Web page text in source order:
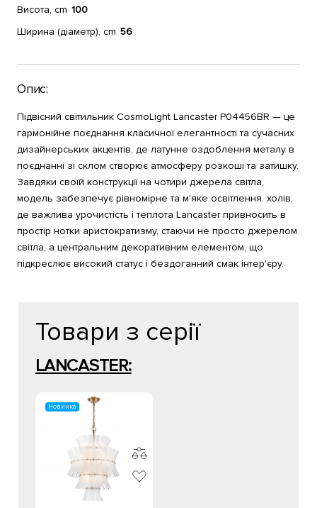
Висота, cm 100
Ширина (діаметр), cm 56
Опис:
Підвісний світильник CosmoLight Lancaster P04456BR — це
гармонійне поєднання класичної елегантності та сучасних
дизайнерських акцентів, де латунне оздоблення металу в
поєднанні зі склом створює атмосферу розкоші та затишку.
Завдяки своїй конструкції на чотири джерела світла,
модель забезпечує рівномірне та м'яке освітлення. холів,
де важлива урочистість і теплота Lancaster привносить в
простір нотки аристократизму, стаючи не просто джерелом
світла, а центральним декоративним елементом, що
підкреслює високий статус і бездоганний смак інтер'єру.
Товари з серії
LANCASTER:
Новинка